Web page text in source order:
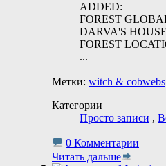
ADDED:
FOREST
DARVA'S HOUSE
FOREST
...
Метки: witch & cobwebs
Категории
Просто записи ,
0 Комментарии
Читать дальше